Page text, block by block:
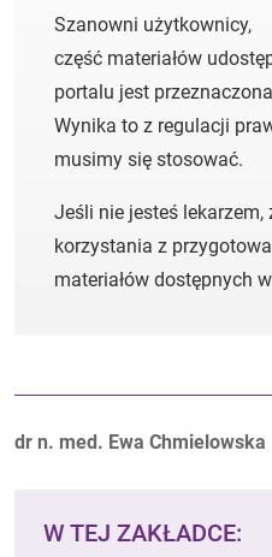
Szanowni użytkownicy,
część materiałów
portalu jest przeznaczona
Wynika to z regulacji
musimy się stosować.
Jeśli nie jesteś lekarzem,
korzystania z
materiałów dostępnych
Autorzy:
dr n. med. Ewa Chmielowska
W TEJ ZAKŁADCE: